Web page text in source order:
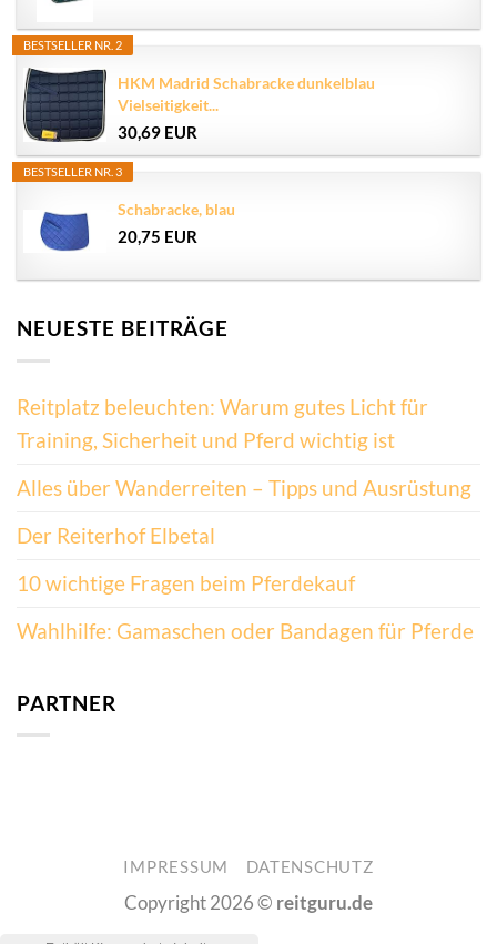
BESTSELLER NR. 2
HKM Madrid Schabracke dunkelblau
Vielseitigkeit...
30,69 EUR
BESTSELLER NR. 3
Schabracke, blau
20,75 EUR
NEUESTE BEITRÄGE
Reitplatz beleuchten: Warum gutes Licht für
Training, Sicherheit und Pferd wichtig ist
Alles über Wanderreiten – Tipps und Ausrüstung
Der Reiterhof Elbetal
10 wichtige Fragen beim Pferdekauf
Wahlhilfe: Gamaschen oder Bandagen für Pferde
PARTNER
IMPRESSUM DATENSCHUTZ
Copyright 2026 © reitguru.de